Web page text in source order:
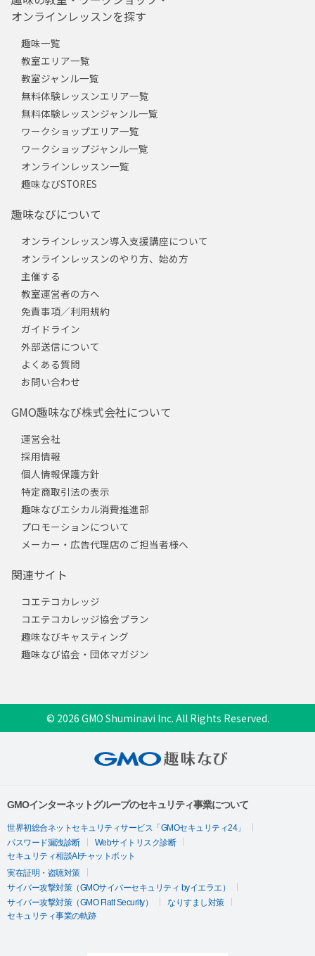
オンラインレッスンを探す
趣味一覧
教室エリア一覧
教室ジャンル一覧
無料体験レッスンエリア一覧
無料体験レッスンジャンル一覧
ワークショップエリア一覧
ワークショップジャンル一覧
オンラインレッスン一覧
趣味なびSTORES
趣味なびについて
オンラインレッスン導入支援講座について
オンラインレッスンのやり方、始め方
主催する
教室運営者の方へ
免責事項／利用規約
ガイドライン
外部送信について
よくある質問
お問い合わせ
GMO趣味なび株式会社について
運営会社
採用情報
個人情報保護方針
特定商取引法の表示
趣味なびエシカル消費推進部
プロモーションについて
メーカー・広告代理店のご担当者様へ
関連サイト
コエテコカレッジ
コエテコカレッジ協会プラン
趣味なびキャスティング
趣味なび協会・団体マガジン
© 2026 GMO Shuminavi Inc. All Rights Reserved.